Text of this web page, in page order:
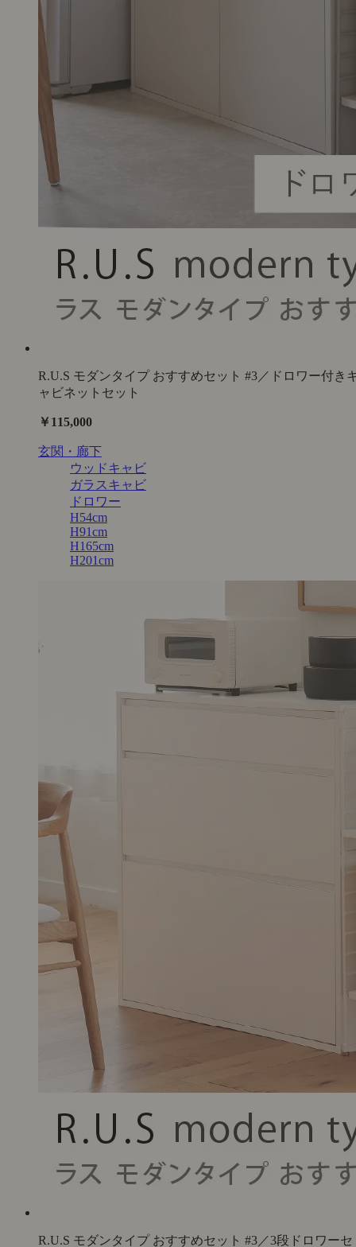
R.U.S モダンタイプ おすすめセット #3／ドロワー付き
ャビネットセット
￥115,000
玄関・廊下
ウッドキャビ
ガラスキャビ
ドロワー
H54cm
H91cm
H165cm
H201cm
R.U.S モダンタイプ おすすめセット #3／3段ドロワーセ